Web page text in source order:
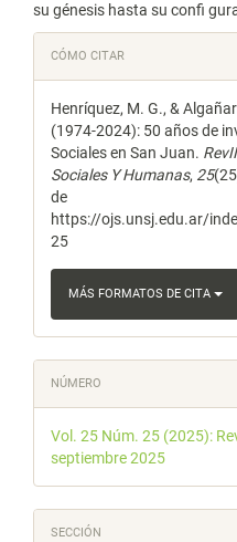
su génesis hasta su confi
Detalles
del
artículo
CÓMO CITAR
Henríquez, M. G., &
(1974-2024): 50 años de
Sociales en San Juan.
Sociales Y Humanas, 25
de
https://ojs.unsj.edu.ar/
25
MÁS FORMATOS DE CITA
NÚMERO
Vol. 25 Núm. 25 (2025):
septiembre 2025
SECCIÓN